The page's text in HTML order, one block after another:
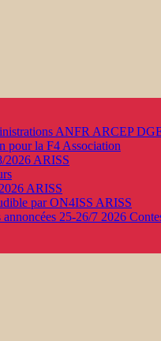
ANFR ARCEP
pour la F4 Association
2026 ARISS
ARISS
par ON4ISS ARISS
25-26/7 2026